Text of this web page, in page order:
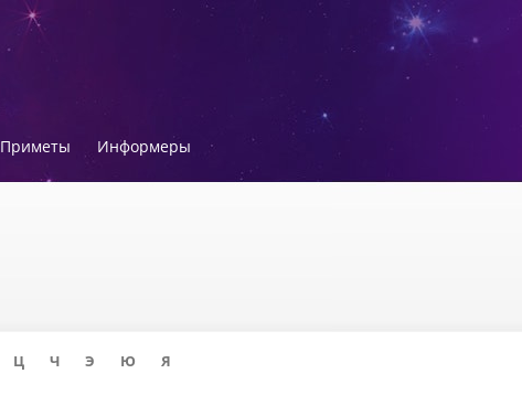
Приметы Информеры
Ц Ч Э Ю Я